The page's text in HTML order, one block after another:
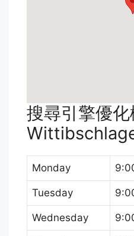
搜尋引擎優化
Monday
Tuesday
Wednesday